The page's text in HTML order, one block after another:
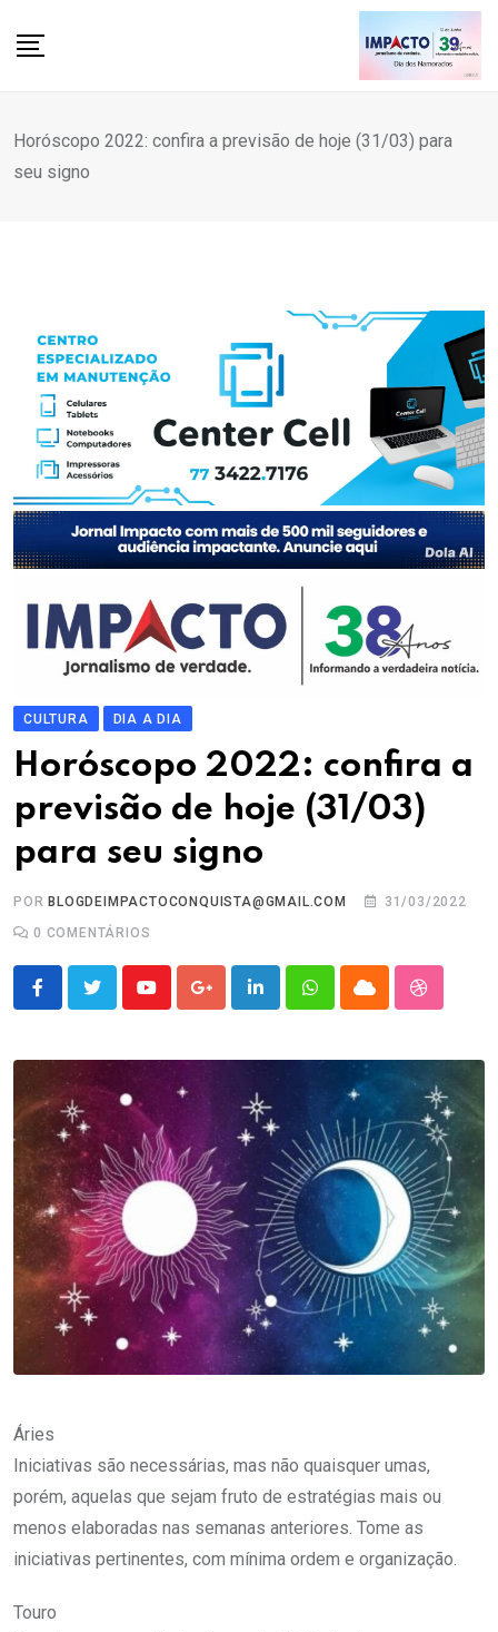
Horóscopo 2022: confira a previsão de hoje (31/03) para
seu signo
CULTURA DIA A DIA
Horóscopo 2022: confira a
previsão de hoje (31/03)
para seu signo
POR BLOGDEIMPACTOCONQUISTA@GMAIL.COM
31/03/2022
0 COMENTÁRIOS
YoutubeGoogle+LinkedInWhatsappCloud
Áries
Iniciativas são necessárias, mas não quaisquer umas,
porém, aquelas que sejam fruto de estratégias mais ou
menos elaboradas nas semanas anteriores. Tome as
iniciativas pertinentes, com mínima ordem e organização.
Touro